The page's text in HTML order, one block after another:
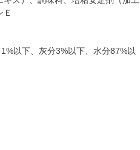
以下、灰分3%以下、水分87%以